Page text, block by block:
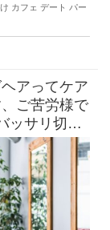
カフェ デート パー
アってケア
ご苦労様で
サリ切っ